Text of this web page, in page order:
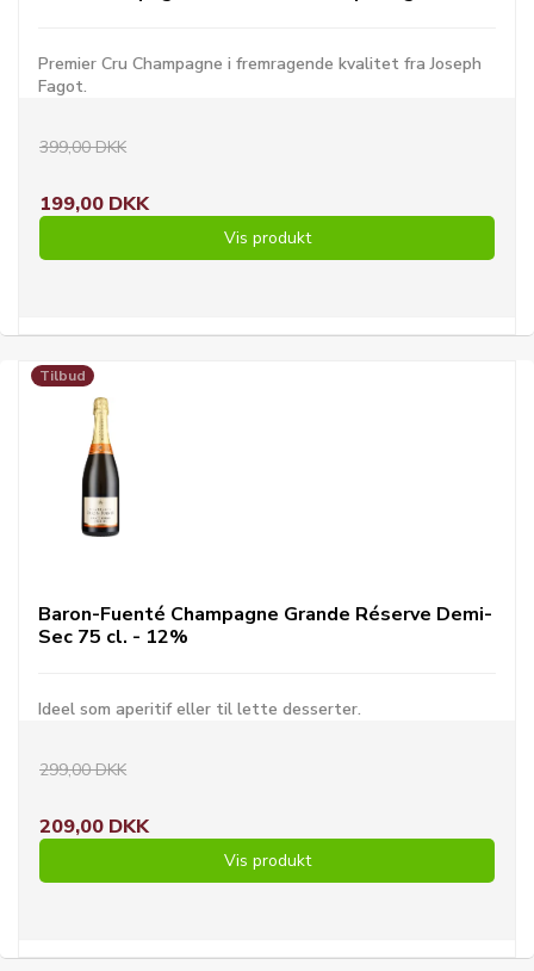
Premier Cru Champagne i fremragende kvalitet fra Joseph
Fagot.
399,00 DKK
199,00 DKK
Vis produkt
Tilbud
Baron-Fuenté Champagne Grande Réserve Demi-
Sec 75 cl. - 12%
Ideel som aperitif eller til lette desserter.
299,00 DKK
209,00 DKK
Vis produkt